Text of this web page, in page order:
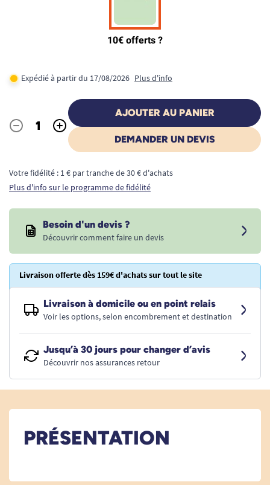
Expédié à partir du 17/08/2026 Plus d'info
Quantité
- +
AJOUTER AU PANIER
DEMANDER UN DEVIS
Votre fidélité : 1 € par tranche de 30 € d'achats
Plus d'info sur le programme de fidélité
Besoin d'un devis ?
Découvrir comment faire un devis
Livraison offerte dès 159€ d'achats sur tout le site
Livraison à domicile ou en point relais
Voir les options, selon encombrement et destination
Jusqu’à 30 jours pour changer d’avis
Découvrir nos assurances retour
PRÉSENTATION